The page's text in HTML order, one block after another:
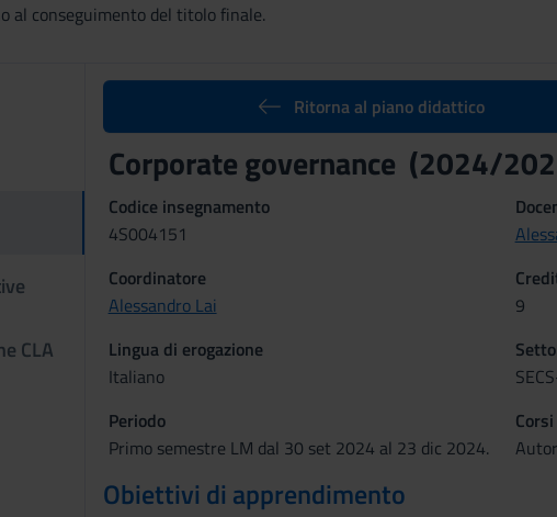
al conseguimento del titolo finale.
CLA
Ritorna al piano didattico
Corporate governance (2024/
Codice insegnamento
4S004151
Coordinatore
Alessandro Lai
9
Lingua di erogazione
Italiano
Periodo
Primo semestre LM dal 30 set 2024 al 23 dic 2024.
Obiettivi di apprendimento